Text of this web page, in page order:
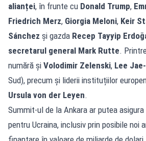
alianței, în frunte cu Donald Trump,
Friedrich Merz, Giorgia Meloni, Keir
Sánchez și gazda Recep Tayyip
secretarul general Mark Rutte.
numără și Volodimir Zelenski, Lee
Sud), precum și liderii instituțiilor
Ursula von der Leyen.
Summit-ul de la Ankara ar putea
pentru Ucraina, inclusiv prin posibile noi